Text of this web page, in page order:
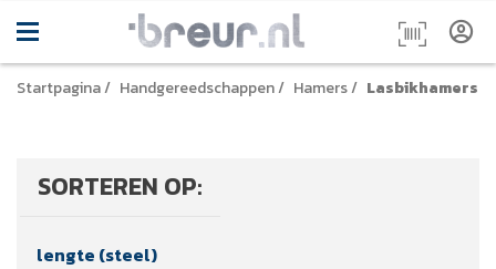
Startpagina/ Handgereedschappen/ Hamers/ Lasbikhamers
SORTEREN OP:
lengte (steel)